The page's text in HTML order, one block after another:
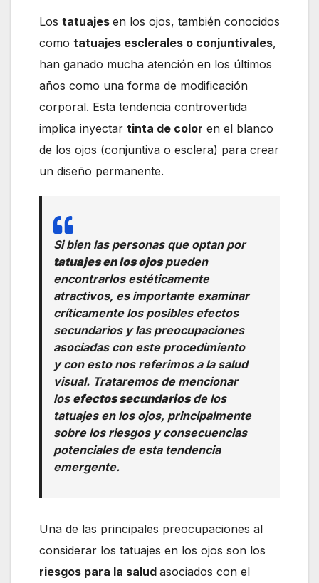
Los tatuajes en los ojos, también conocidos
como tatuajes esclerales o conjuntivales,
han ganado mucha atención en los últimos
años como una forma de modificación
corporal. Esta tendencia controvertida
implica inyectar tinta de color en el blanco
de los ojos (conjuntiva o esclera) para crear
un diseño permanente.
Si bien las personas que optan por
tatuajes en los ojospueden
encontrarlos estéticamente
atractivos, es importante examinar
críticamente los posibles efectos
secundarios y las preocupaciones
asociadas con este procedimiento
y con esto nos referimos a la salud
visual. Trataremos de mencionar
los efectos secundariosde los
tatuajes en los ojos, principalmente
sobre los riesgos y consecuencias
potenciales de esta tendencia
emergente.
Una de las principales preocupaciones al
considerar los tatuajes en los ojos son los
riesgos para la salud asociados con el